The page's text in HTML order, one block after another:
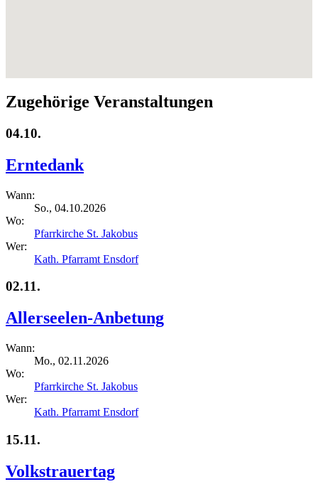
Zugehörige Veranstaltungen
04.10.
Erntedank
Wann:
So., 04.10.2026
Wo:
Pfarrkirche St. Jakobus
Wer:
Kath. Pfarramt Ensdorf
02.11.
Allerseelen-Anbetung
Wann:
Mo., 02.11.2026
Wo:
Pfarrkirche St. Jakobus
Wer:
Kath. Pfarramt Ensdorf
15.11.
Volkstrauertag